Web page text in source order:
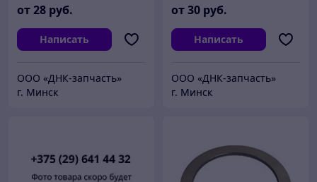
от28 руб.
Написать
ООО «ДНК-запчасть»
г. Минск
от30 руб.
Написать
ООО «ДНК-запчасть»
г. Минск